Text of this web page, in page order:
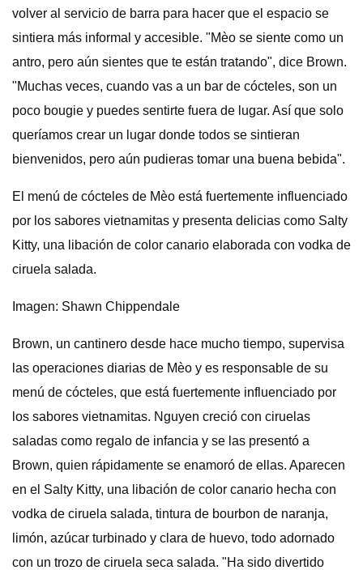
volver al servicio de barra para hacer que el espacio se
sintiera más informal y accesible. "Mèo se siente como un
antro, pero aún sientes que te están tratando", dice Brown.
"Muchas veces, cuando vas a un bar de cócteles, son un
poco bougie y puedes sentirte fuera de lugar. Así que solo
queríamos crear un lugar donde todos se sintieran
bienvenidos, pero aún pudieras tomar una buena bebida".
El menú de cócteles de Mèo está fuertemente influenciado
por los sabores vietnamitas y presenta delicias como Salty
Kitty, una libación de color canario elaborada con vodka de
ciruela salada.
Imagen: Shawn Chippendale
Brown, un cantinero desde hace mucho tiempo, supervisa
las operaciones diarias de Mèo y es responsable de su
menú de cócteles, que está fuertemente influenciado por
los sabores vietnamitas. Nguyen creció con ciruelas
saladas como regalo de infancia y se las presentó a
Brown, quien rápidamente se enamoró de ellas. Aparecen
en el Salty Kitty, una libación de color canario hecha con
vodka de ciruela salada, tintura de bourbon de naranja,
limón, azúcar turbinado y clara de huevo, todo adornado
con un trozo de ciruela seca salada. "Ha sido divertido